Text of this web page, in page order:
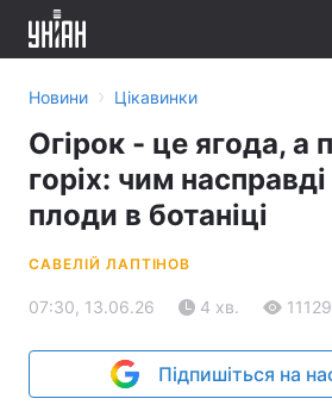
Новини › Цікавинки
Огірок - це ягода, а
горіх: чим насправді
плоди в ботаніці
САВЕЛІЙ ЛАПТІНОВ
07:30, 13.06.26 4 хв. 11129
Підпишіться на